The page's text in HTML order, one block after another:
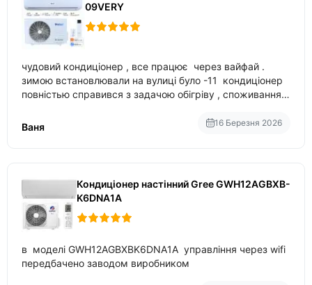
09VERY
чудовий кондиціонер , все працює через вайфай .
зимою встановлювали на вулиці було -11 кондиціонер
повністью справився з задачою обігріву , споживання
температури
Ваня 16 Березня 2026
Кондиціонер настінний Gree GWH12AGBXB-
K6DNA1A
в моделі GWH12AGBXBK6DNA1A управління через wifi
передбачено заводом виробником